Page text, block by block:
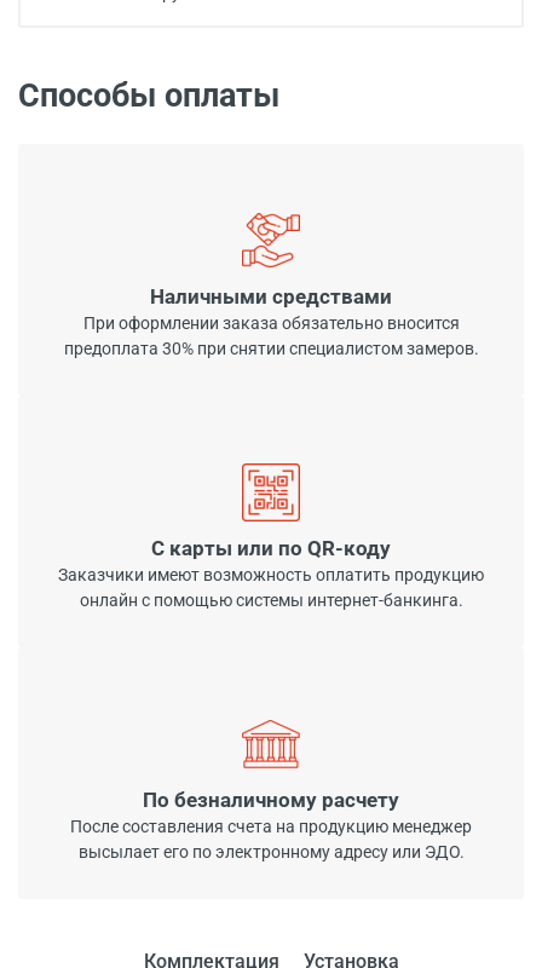
Способы оплаты
Наличными средствами
При оформлении заказа обязательно вносится
предоплата 30% при снятии специалистом замеров.
С карты или по QR-коду
Заказчики имеют возможность оплатить продукцию
онлайн с помощью системы интернет-банкинга.
По безналичному расчету
После составления счета на продукцию менеджер
высылает его по электронному адресу или ЭДО.
Комплектация Установка